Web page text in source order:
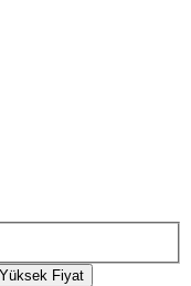
Yüksek Fiyat